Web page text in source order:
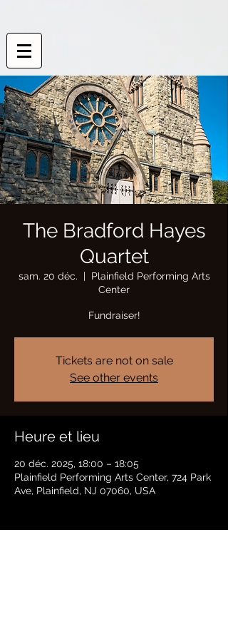
The Bradford Hayes
Quartet
sam. 20 déc.
  |
Plainfield Performing Arts
Center
Fundraiser!
Tickets are not on sale
See other events
Heure et lieu
20 déc. 2025, 18:00 – 18:05
Plainfield Performing Arts Center, 724 Park
Ave, Plainfield, NJ 07060, USA